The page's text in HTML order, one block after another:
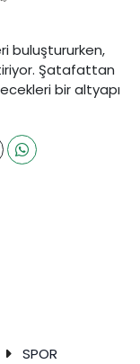
buluştururken,
Şatafattan
bir altyapı
SPOR